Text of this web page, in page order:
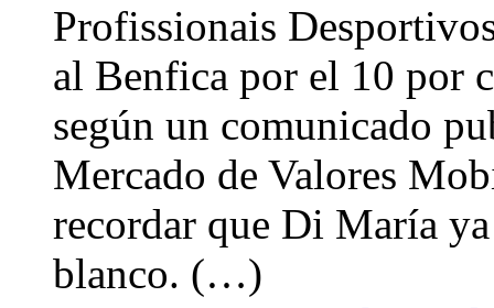
Profissionais
al Benfica por el 10 por
según un comunicado
Mercado de Valores
recordar que Di María
blanco. (…)